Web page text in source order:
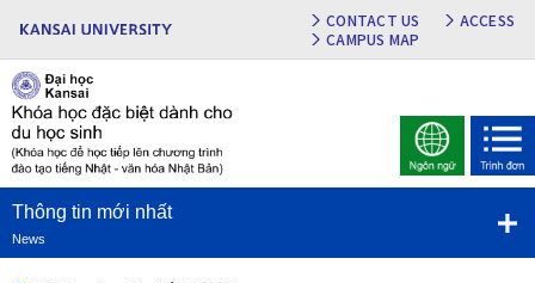
CONTACT US
ACCESS
CAMPUS MAP
Thông tin mới nhất
News